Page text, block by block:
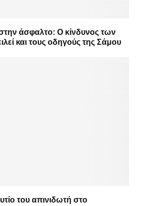
άσφαλτο: Ο κίνδυνος των
και τους οδηγούς της Σάμου
του απινιδωτή στο